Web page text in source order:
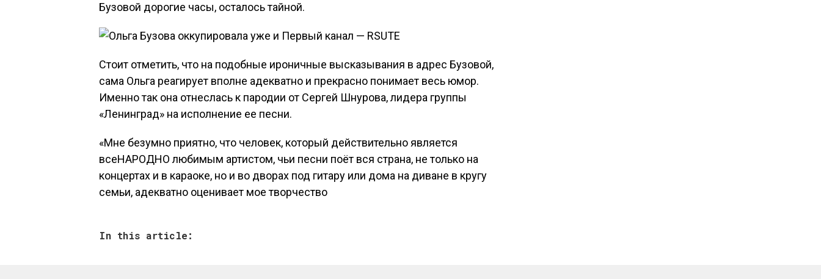
Бузовой дорогие часы, осталось тайной.
Стоит отметить, что на подобные ироничные высказывания в адрес Бузовой,
сама Ольга реагирует вполне адекватно и прекрасно понимает весь юмор.
Именно так она отнеслась к пародии от Сергей Шнурова, лидера группы
«Ленинград» на исполнение ее песни.
«Мне безумно приятно, что человек, который действительно является
всеНАРОДНО любимым артистом, чьи песни поёт вся страна, не только на
концертах и в караоке, но и во дворах под гитару или дома на диване в кругу
семьи, адекватно оценивает мое творчество
In this article: